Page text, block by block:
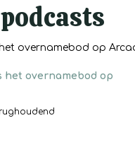
het overnamebod op